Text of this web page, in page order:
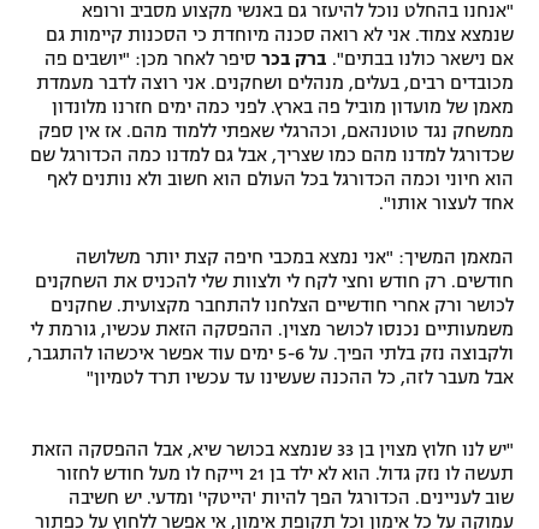
"אנחנו בהחלט נוכל להיעזר גם באנשי מקצוע מסביב ורופא
שנמצא צמוד. אני לא רואה סכנה מיוחדת כי הסכנות קיימות גם
אם נישאר כולנו בבתים". ברק בכר סיפר לאחר מכן: "יושבים פה
מכובדים רבים, בעלים, מנהלים ושחקנים. אני רוצה לדבר מעמדת
מאמן של מועדון מוביל פה בארץ. לפני כמה ימים חזרנו מלונדון
ממשחק נגד טוטנהאם, וכהרגלי שאפתי ללמוד מהם. אז אין ספק
שכדורגל למדנו מהם כמו שצריך, אבל גם למדנו כמה הכדורגל שם
הוא חיוני וכמה הכדורגל בכל העולם הוא חשוב ולא נותנים לאף
אחד לעצור אותו".
המאמן המשיך: "אני נמצא במכבי חיפה קצת יותר משלושה
חודשים. רק חודש וחצי לקח לי ולצוות שלי להכניס את השחקנים
לכושר ורק אחרי חודשיים הצלחנו להתחבר מקצועית. שחקנים
משמעותיים נכנסו לכושר מצוין. ההפסקה הזאת עכשיו, גורמת לי
ולקבוצה נזק בלתי הפיך. על 5-6 ימים עוד אפשר איכשהו להתגבר,
אבל מעבר לזה, כל ההכנה שעשינו עד עכשיו תרד לטמיון"
"יש לנו חלוץ מצוין בן 33 שנמצא בכושר שיא, אבל ההפסקה הזאת
תעשה לו נזק גדול. הוא לא ילד בן 21 וייקח לו מעל חודש לחזור
שוב לעניינים. הכדורגל הפך להיות 'הייטקי' ומדעי. יש חשיבה
עמוקה על כל אימון וכל תקופת אימון, אי אפשר ללחוץ על כפתור